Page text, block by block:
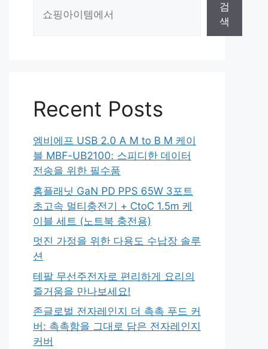
검
색
Recent Posts
엠비에프 USB 2.0 A M to B M 케이
블 MBF-UB2100: 스피디한 데이터
전송을 위한 필수품
홈플래닛 GaN PD PPS 65W 3포트
초고속 멀티충전기 + CtoC 1.5m 케
이블 세트 (노트북 충전용)
멋진 가정을 위한 다용도 수납장 솔루
션
테팔 무선주전자로 편리하게 요리의
즐거움을 만나보세요!
존글로벌 전자레인지 더 촉촉 푸드 커
버: 촉촉함을 그대로 담은 전자레인지
커버